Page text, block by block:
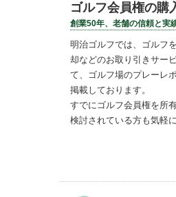
日本カントリークラ
高坂カントリークラブ
成田ヒルズカントリ
成田ヒルズカントリ
狭山ゴルフ・クラブ
津久井湖ゴルフ倶楽
ゴルフ会員権の購
創業50年、老舗の信頼と実績
明治ゴルフでは、ゴルフ
却などのお取り引きサー
て、ゴルフ場のプレーレ
掲載しております。
すでにゴルフ会員権を所
検討されている方も気軽